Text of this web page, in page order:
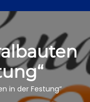
in der Festung“